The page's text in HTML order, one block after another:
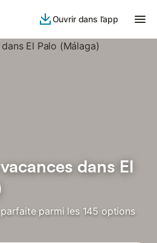
Ouvrir dans l’app
dans El
parmi les 145 options